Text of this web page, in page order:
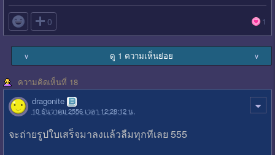
 0 1
∨ ดู 1 ความเห็นย่อย ∨
ความคิดเห็นที่ 18
dragonite
10 ธันวาคม 2556 เวลา 12:28:12 น.
จะถ่ายรูปใบเสร็จมาลงแล้วลืมทุกทีเลย 555